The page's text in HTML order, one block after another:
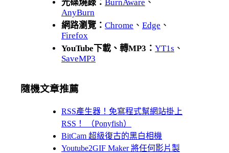
光碟燒錄： BurnAware 、
AnyBurn
網路瀏覽： Chrome 、 Edge 、
Firefox
YouTube下載、轉MP3： YT1s 、
SaveMP3
隨機文章推薦
RSS產生器！免寫程式幫網站掛上
RSS！ （Ponyfish）
BitCam 超級復古的黑白相機
Youtube2GIF Maker 將任何影片製